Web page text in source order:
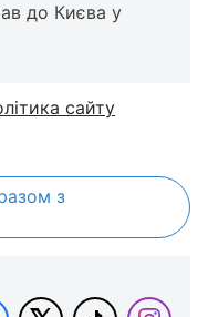
до Києва у
сайту
з